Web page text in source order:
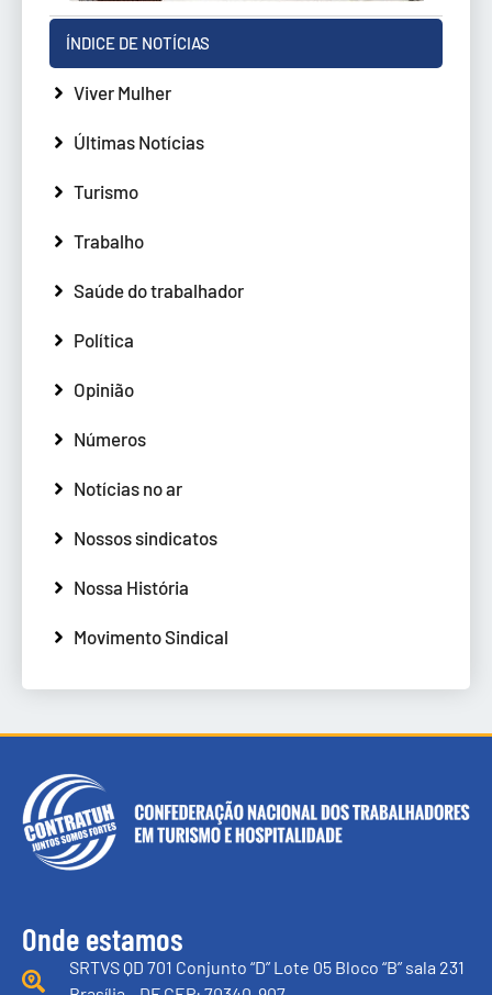
ÍNDICE DE NOTÍCIAS
Viver Mulher
Últimas Notícias
Turismo
Trabalho
Saúde do trabalhador
Política
Opinião
Números
Notícias no ar
Nossos sindicatos
Nossa História
Movimento Sindical
Onde estamos
SRTVS QD 701 Conjunto “D” Lote 05 Bloco “B” sala 231